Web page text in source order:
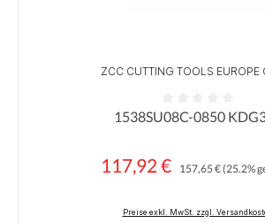
ZCC CUTTING TOOLS EUROPE
Durchschnittliche Bewertung von
1538SU08C-0850
Verkaufspreis:
117,92 € 157,65 €(25.2%
Preise exkl. MwSt. zzgl.